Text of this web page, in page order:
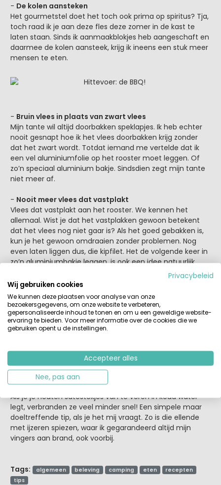
- De kolen aansteken
Het gourmetstel doet het toch ook prima op spiritus? Tja,
toch raad ik je aan deze fles deze zomer in de kast te
laten staan. Sinds ik aanmaakblokjes heb aangeschaft en
daarmee de kolen aansteek, krijg ik ineens een stuk meer
mensen te eten.
- Bruin vlees in plaats van zwart vlees
Mijn tante wil altijd doorbakken speklapjes. Ik heb echter
nooit gesnapt hoe ik het vlees doorbakken krijg zonder
dat het zwart wordt. Totdat iemand me vertelde dat ik
een vel aluminiumfolie op het rooster moet leggen. Of
zo’n speciaal aluminium bakje. Sindsdien zegt mijn tante
niet meer af.
- Nooit meer vlees dat vastplakt
Vlees dat vastplakt aan het rooster. We kennen het
allemaal. Wist je dat het vastplakken gewoon betekent
dat het vlees nog niet gaar is? Als het goed gebakken is,
kun je het gewoon omdraaien zonder problemen. Nog
even laten liggen dus, die kipfilet. Het de volgende keer in
zo’n aluminiumbakje leggen, is ook een idee natuurlijk.
-Emmer water of emmer zand?
Jaren heb ik gedacht dat die aanbevolen emmer water
voor het blussen van de barbecue was. Gelukkig voor mij
en mijn vrienden en familie is het nooit zo ver gekomen
dat ik hem nodig had… Het water is natuurlijk voor het
blussen van gewonden en om eventuele brandwonden te
Sindsdien graaf ik eerst even in de tuin voordat ik de
uitnodigingen rondstuur
-Geen zwarte of afgebroken satéstokjes
Als je je houten satéstokjes van te voren in koud water
legt, verbranden ze veel minder snel! Een simpele maar
doeltreffende tip, als je het mij vraagt. Zo is die ellende
met ijzeren spiezen, waar ik gegarandeerd altijd mijn
vingers aan brand, ook voorbij.
Tags: algemeen beleving camping eten
recepten
tips
Privacybeleid
Wij gebruiken cookies
We kunnen deze plaatsen voor analyse van onze
bezoekersgegevens, om onze website te verbeteren,
gepersonaliseerde inhoud te tonen en om u een geweldige website-
ervaring te bieden. Voor meer informatie over de cookies die we
gebruiken opent u de instellingen.
Accepteer alles
Nee, pas aan